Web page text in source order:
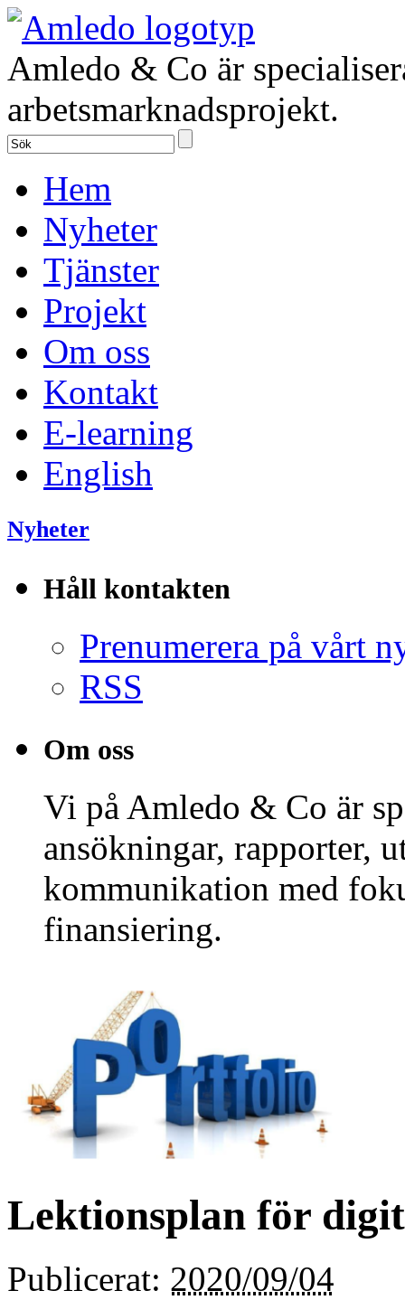
Amledo & Co är
arbetsmarknadsprojekt.
Hem
Nyheter
Tjänster
Projekt
Om oss
Kontakt
E-learning
English
Nyheter
Håll kontakten
Prenumerera på vårt
RSS
Om oss
Vi på Amledo & Co är
ansökningar, rapporter,
kommunikation med
finansiering.
Lektionsplan för
Publicerat: 2020/09/04